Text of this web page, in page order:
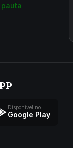
pauta
Disponível no
Google Play